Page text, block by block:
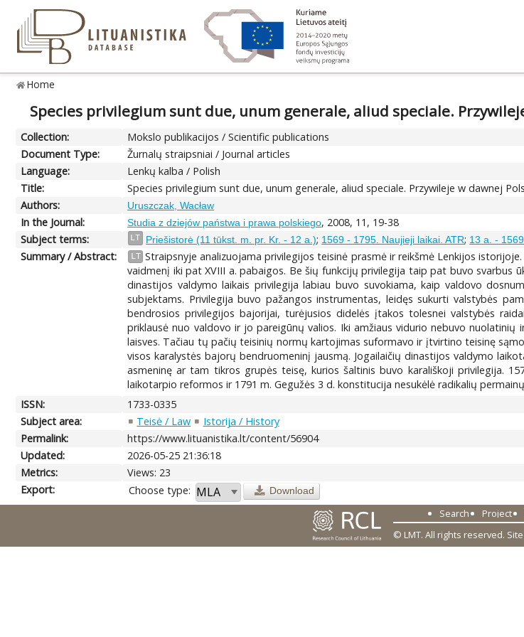
Home
Species privilegium sunt due, unum generale, aliud speciale.
Collection:
Mokslo publikacijos / Scientific publications
Document Type:
Žurnalų straipsniai / Journal articles
Language:
Lenkų kalba / Polish
Title:
Species privilegium sunt due, unum generale, aliud speciale. Przywileje w dawnej
Authors:
Uruszczak, Wacław
In the Journal: Studia z dziejów państwa i prawa polskiego, 2008, 11, 19-38
Subject terms:
LT Priešistorė (11 tūkst. m. pr. Kr. - 12 a.); 1569 - 1795. Naujieji laikai. ATR; 13 a. -
Summary / Abstract: LT Straipsnyje analizuojama privilegijos teisinė prasmė ir reikšmė Lenkijos
vaidmenį iki pat XVIII a. pabaigos. Be šių funkcijų privilegija taip pat buvo
dinastijos valdymo laikais privilegija labiau buvo suvokiama, kaip valdovo
subjektams. Privilegija buvo pažangos instrumentas, leidęs sukurti valstybės
bendrosios privilegijos bajorijai, turėjusios didelės įtakos tolesnei valstybės
priklausė nuo valdovo ir jo pareigūnų valios. Iki amžiaus vidurio nebuvo
laisves. Tačiau tų pačių teisinių normų kartojimas suformavo ir įtvirtino teisinę
visos karalystės bajorų bendruomeninį jausmą. Jogailaičių dinastijos valdymo
asmeninę ar tam tikros grupės teisę, kurios šaltinis buvo karališkoji privilegija.
laikotarpio reformos ir 1791 m. Gegužės 3 d. konstitucija nesukėlė radikalių
ISSN:
1733-0335
Subject area:
Teisė / Law
Istorija / History
Permalink:
https://www.lituanistika.lt/content/56904
Updated:
2026-05-25 21:36:18
Metrics:
Views: 23
Export:
Choose type: Download
Search Project
© LMT. All rights reserved.